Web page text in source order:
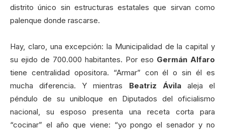
distrito único sin estructuras estatales que sirvan como
palenque donde rascarse.
Hay, claro, una excepción: la Municipalidad de la capital y
su ejido de 700.000 habitantes. Por eso Germán Alfaro
tiene centralidad opositora. “Armar” con él o sin él es
mucha diferencia. Y mientras Beatriz Ávilaaleja el
péndulo de su unibloque en Diputados del oficialismo
nacional, su esposo presenta una receta corta para
“cocinar” el año que viene: “yo pongo el senador y no